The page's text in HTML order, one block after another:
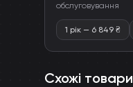
обслуговування
1 рік — 6 849 ₴
Схожі товари